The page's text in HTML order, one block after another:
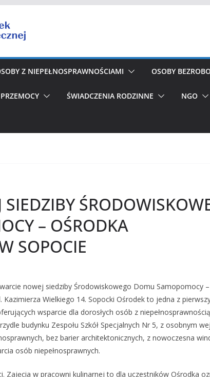
Z NIEPEŁNOSPRAWNOŚCIAMI OSOBY
ŚWIADCZENIA RODZINNE NGO
– OŚRODKA
SOPOCIE
nowej siedziby Środowiskowego Domu Samopomocy –
Wielkiego 14. Sopocki Ośrodek to jedna z
wsparcie dla dorosłych osób z niepełnosprawnością
budynku Zespołu Szkół Specjalnych Nr 5, z osobnym
bez barier architektonicznych, z nowoczesna
osób niepełnosprawnych.
Zajęcia w pracowni kulinarnej to dla uczestników Ośrodka